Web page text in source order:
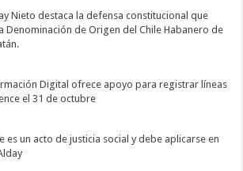
Nieto destaca la defensa constitucional que
de Origen del Chile Habanero de
Digital ofrece apoyo para registrar líneas
el 31 de octubre
es un acto de justicia social y debe aplicarse en